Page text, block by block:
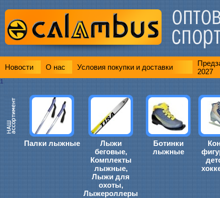
Новости О нас Условия покупки и доставки
2027
1
Палки лыжные
Лыжи
беговые,
Комплекты
лыжные,
Лыжи для
охоты,
Лыжероллеры
Ботинки
лыжные